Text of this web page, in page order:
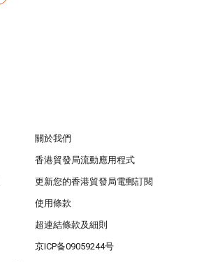
關於我們
香港貿發局流動應用程式
更新您的香港貿發局電郵訂閱
使用條款
超連結條款及細則
京ICP备09059244号